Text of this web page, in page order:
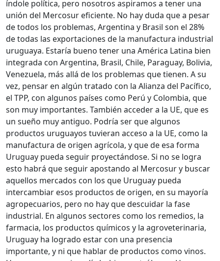
índole política, pero nosotros aspiramos a tener una
unión del Mercosur eficiente. No hay duda que a pesar
de todos los problemas, Argentina y Brasil son el 28%
de todas las exportaciones de la manufactura industrial
uruguaya. Estaría bueno tener una América Latina bien
integrada con Argentina, Brasil, Chile, Paraguay, Bolivia,
Venezuela, más allá de los problemas que tienen. A su
vez, pensar en algún tratado con la Alianza del Pacífico,
el TPP, con algunos países como Perú y Colombia, que
son muy importantes. También acceder a la UE, que es
un sueño muy antiguo. Podría ser que algunos
productos uruguayos tuvieran acceso a la UE, como la
manufactura de origen agrícola, y que de esa forma
Uruguay pueda seguir proyectándose. Si no se logra
esto habrá que seguir apostando al Mercosur y buscar
aquellos mercados con los que Uruguay pueda
intercambiar esos productos de origen, en su mayoría
agropecuarios, pero no hay que descuidar la fase
industrial. En algunos sectores como los remedios, la
farmacia, los productos químicos y la agroveterinaria,
Uruguay ha logrado estar con una presencia
importante, y ni que hablar de productos como vinos.